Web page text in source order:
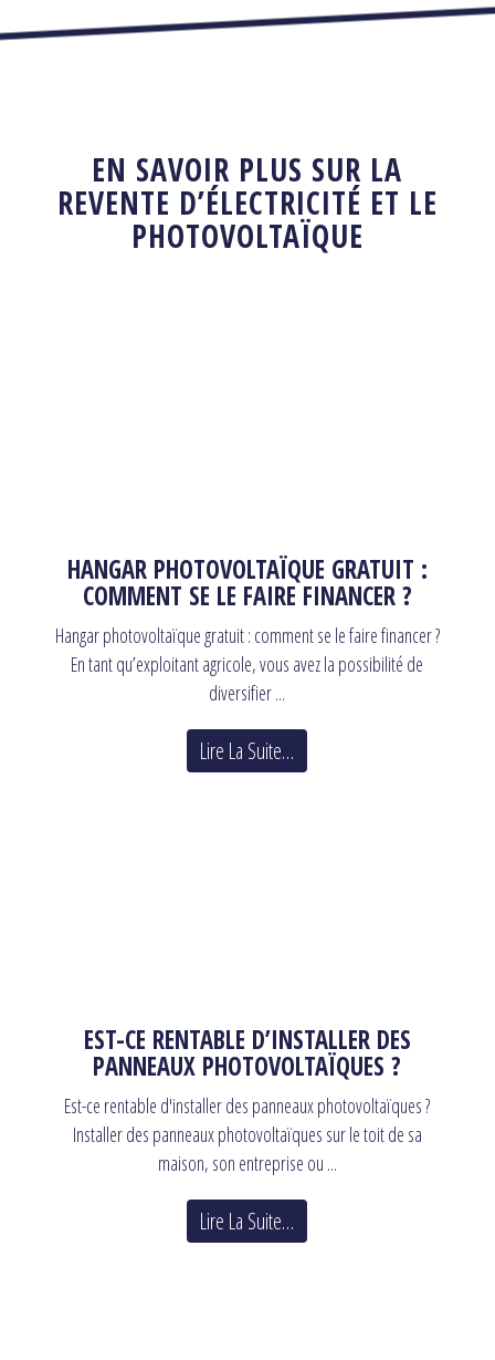
EN SAVOIR PLUS SUR LA
REVENTE D’ÉLECTRICITÉ ET LE
PHOTOVOLTAÏQUE
HANGAR PHOTOVOLTAÏQUE GRATUIT :
COMMENT SE LE FAIRE FINANCER ?
Hangar photovoltaïque gratuit : comment se le faire financer ?
En tant qu’exploitant agricole, vous avez la possibilité de
diversifier ...
Lire La Suite…
EST-CE RENTABLE D’INSTALLER DES
PANNEAUX PHOTOVOLTAÏQUES ?
Est-ce rentable d'installer des panneaux photovoltaïques ?
Installer des panneaux photovoltaïques sur le toit de sa
maison, son entreprise ou ...
Lire La Suite…